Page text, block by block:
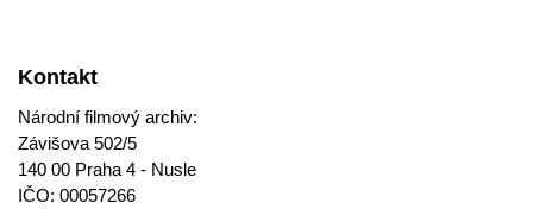
Kontakt
Národní filmový archiv:
Závišova 502/5
140 00 Praha 4 - Nusle
IČO: 00057266